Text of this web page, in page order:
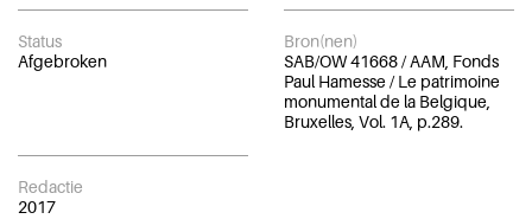
Status
Afgebroken
Bron(nen)
SAB/OW 41668 / AAM, Fonds
Paul Hamesse / Le patrimoine
monumental de la Belgique,
Bruxelles, Vol. 1A, p.289.
Redactie
2017